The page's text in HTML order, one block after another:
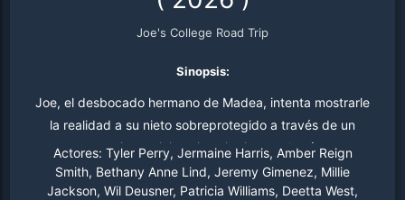
Joe's College Road Trip
Sinopsis:
Joe, el desbocado hermano de Madea, intenta mostrarle
la realidad a su nieto sobreprotegido a través de un
estrepitoso viaje universitario por el país.
Actores: Tyler Perry, Jermaine Harris, Amber Reign
Smith, Bethany Anne Lind, Jeremy Gimenez, Millie
Jackson, Wil Deusner, Patricia Williams, Deetta West,